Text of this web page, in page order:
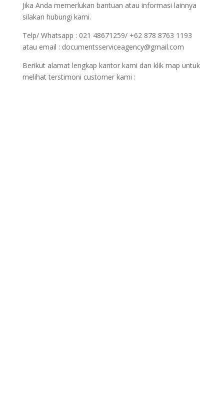
Jika Anda memerlukan bantuan atau informasi lainnya
silakan hubungi kami.
Telp/ Whatsapp : 021 48671259/ +62 878 8763 1193
atau email : documentsserviceagency@gmail.com
Berikut alamat lengkap kantor kami dan klik map untuk
melihat terstimoni customer kami :